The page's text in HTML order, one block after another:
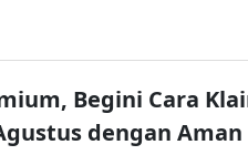
Begini Cara
dengan Aman